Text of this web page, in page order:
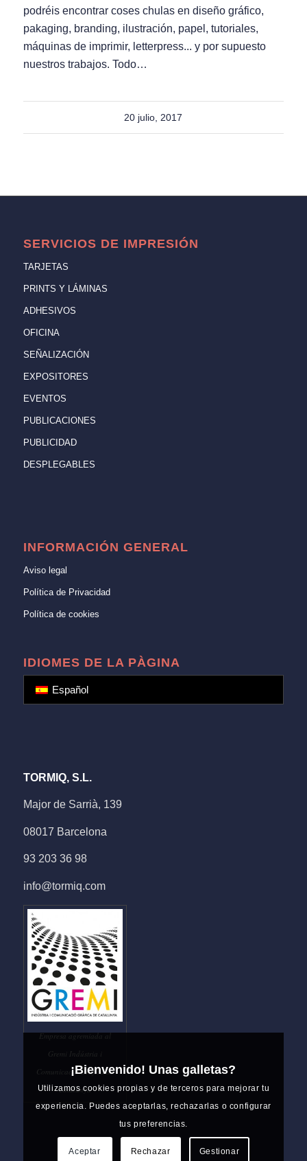
podréis encontrar coses chulas en diseño gráfico,
pakaging, branding, ilustración, papel, tutoriales,
máquinas de imprimir, letterpress... y por supuesto
nuestros trabajos. Todo…
20 julio, 2017
SERVICIOS DE IMPRESIÓN
TARJETAS
PRINTS Y LÁMINAS
ADHESIVOS
OFICINA
SEÑALIZACIÓN
EXPOSITORES
EVENTOS
PUBLICACIONES
PUBLICIDAD
DESPLEGABLES
INFORMACIÓN GENERAL
Aviso legal
Política de Privacidad
Política de cookies
IDIOMES DE LA PÀGINA
Español
TORMIQ, S.L.
Major de Sarrià, 139
08017 Barcelona
93 203 36 98
info@tormiq.com
Empresa agremiada al
Gremi Indústria i
Comunicació Gràfica de
Catalunya
¡Bienvenido! Unas galletas?
Utilizamos cookies propias y de terceros para mejorar tu
experiencia. Puedes aceptarlas, rechazarlas o configurar
tus preferencias.
Aceptar Rechazar Gestionar